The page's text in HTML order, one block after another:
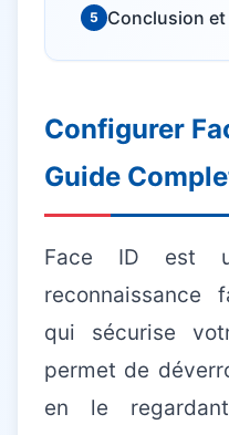
5 Conclusion
Configurer
Guide
Face ID est
reconnaissance
qui sécurise
permet de
en le